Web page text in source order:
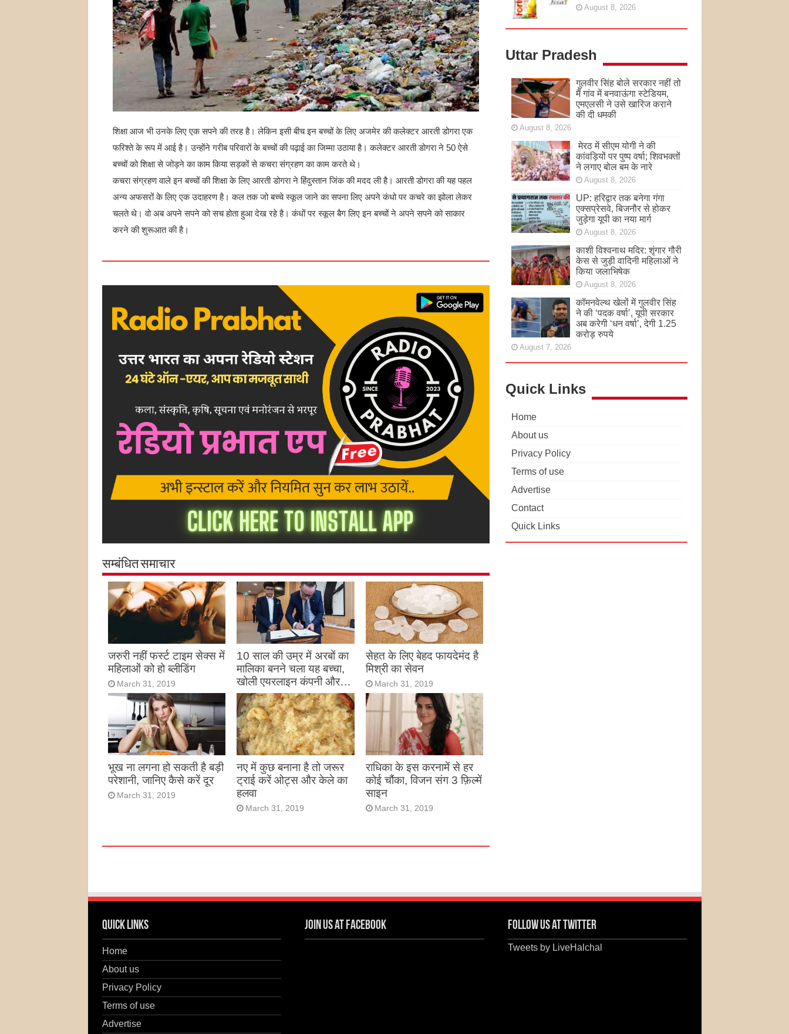
शिक्षा आज भी उनके लिए एक सपने की तरह है। लेकिन इसी बीच इन बच्चों के लिए अजमेर की कलेक्टर आरती डोगरा एक
फरिश्ते के रूप में आई है। उन्होंने गरीब परिवारों के बच्चों की पढ़ाई का जिम्मा उठाया है। कलेक्टर आरती डोगरा ने 50 ऐसे
बच्चों को शिक्षा से जोड़ने का काम किया सड़कों से कचरा संग्रहण का काम करते थे।
कचरा संग्रहण वाले इन बच्चों की शिक्षा के लिए आरती डोगरा ने हिंदुस्तान जिंक की मदद ली है। आरती डोगरा की यह पहल
अन्य अफसरों के लिए एक उदाहरण है। कल तक जो बच्चे स्कूल जाने का सपना लिए अपने कंधो पर कचरे का झोला लेकर
चलते थे। वो अब अपने सपने को सच होता हुआ देख रहे है। कंधों पर स्कूल बैग लिए इन बच्चों ने अपने सपने को साकार
करने की शुरूआत की है।
सम्बंधित समाचार
जरुरी नहीं फर्स्ट टाइम सेक्स में
महिलाओं को हो ब्लीडिंग
March 31, 2019
10 साल की उम्र में अरबों का
मालिका बनने चला यह बच्चा,
खोली एयरलाइन कंपनी और…
March 31, 2019
सेहत के लिए बेहद फायदेमंद है
मिश्री का सेवन
March 31, 2019
भूख ना लगना हो सकती है बड़ी
परेशानी, जानिए कैसे करें दूर
March 31, 2019
नए में कुछ बनाना है तो जरूर
ट्राई करें ओट्स और केले का
हलवा
March 31, 2019
राधिका के इस करनामें से हर
कोई चौंका, विजन संग 3 फ़िल्में
साइन
March 31, 2019
August 8, 2026
Uttar Pradesh
गुलवीर सिंह बोले सरकार नहीं तो
मैं गांव में बनवाऊंगा स्टेडियम,
एमएलसी ने उसे खारिज कराने
की दी धमकी
August 8, 2026
मेरठ में सीएम योगी ने की
कांवड़ियों पर पुष्प वर्षा; शिवभक्तों
ने लगाए बोल बम के नारे
August 8, 2026
UP: हरिद्वार तक बनेगा गंगा
एक्सप्रेसवे, बिजनौर से होकर
जुड़ेगा यूपी का नया मार्ग
August 8, 2026
काशी विश्वनाथ मदिर: शृंगार गौरी
केस से जुड़ी वादिनी महिलाओं ने
किया जलाभिषेक
August 8, 2026
कॉमनवेल्थ खेलों में गुलवीर सिंह
ने की ‘पदक वर्षा’, यूपी सरकार
अब करेगी ‘धन वर्षा’, देगी 1.25
करोड़ रुपये
August 7, 2026
Quick Links
Home
About us
Privacy Policy
Terms of use
Advertise
Contact
Quick Links
Quick Links
Home
About us
Privacy Policy
Terms of use
Advertise
Join us at Facebook Follow us at Twitter
Tweets by LiveHalchal